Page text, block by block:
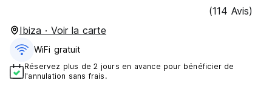
(114 Avis)
Ibiza · Voir la carte
WiFi gratuit
Réservez plus de 2 jours en avance pour bénéficier de
l'annulation sans frais.